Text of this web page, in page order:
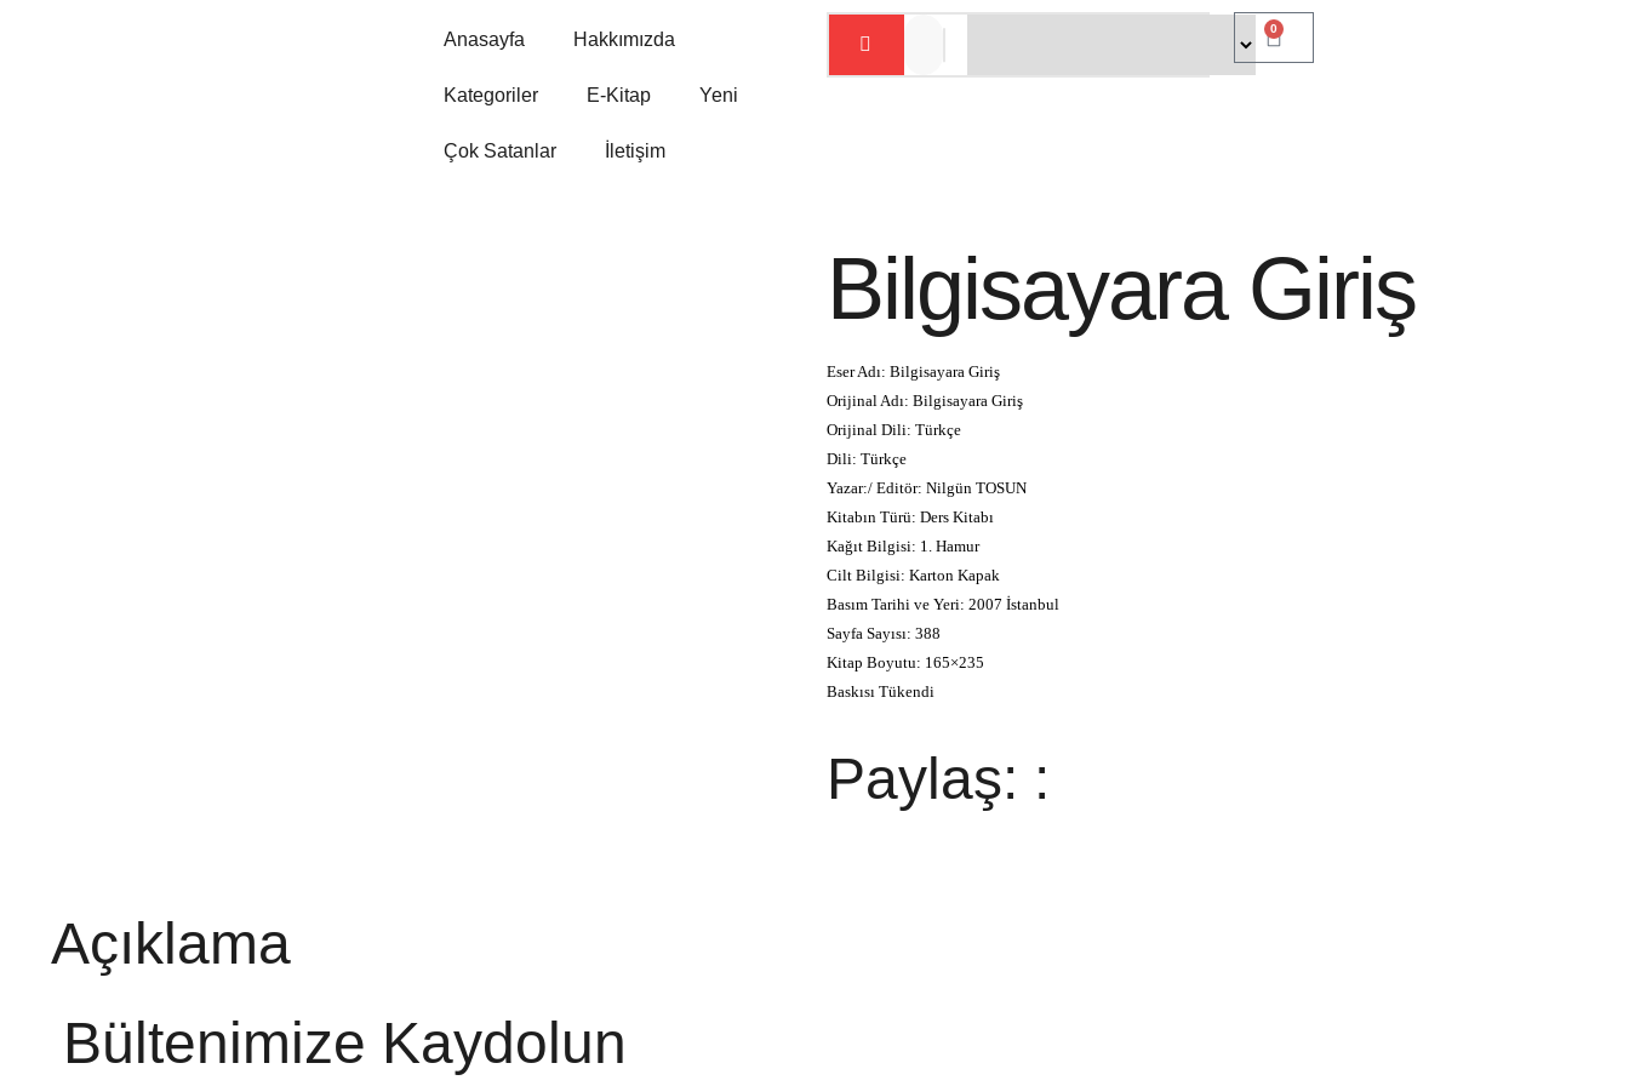
Anasayfa Hakkımızda
Kategoriler E-Kitap Yeni
Çok Satanlar İletişim
0
Bilgisayara Giriş
Eser Adı: Bilgisayara Giriş
Orijinal Adı: Bilgisayara Giriş
Orijinal Dili: Türkçe
Dili: Türkçe
Yazar:/ Editör: Nilgün TOSUN
Kitabın Türü: Ders Kitabı
Kağıt Bilgisi: 1. Hamur
Cilt Bilgisi: Karton Kapak
Basım Tarihi ve Yeri: 2007 İstanbul
Sayfa Sayısı: 388
Kitap Boyutu: 165×235
Baskısı Tükendi
Paylaş: :
Açıklama
Bültenimize Kaydolun